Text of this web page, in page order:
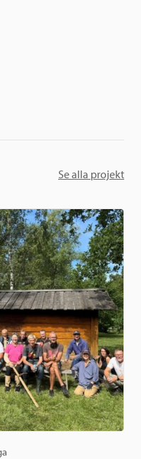
Se alla projekt